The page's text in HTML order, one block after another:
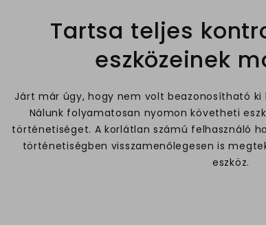
Tartsa teljes
eszközeinek
Járt már úgy, hogy nem volt beazonosítható
Nálunk folyamatosan nyomon követheti
történetiséget. A korlátlan számú felhasználó
történetiségben visszamenőlegesen is
eszköz.